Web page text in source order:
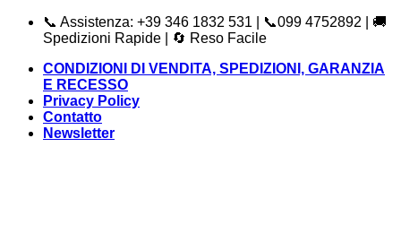
Salta
📞 Assistenza: +39 346 1832 531 | 📞099 4752892 | 🚚
Spedizioni Rapide | 🔄 Reso Facile
CONDIZIONI DI VENDITA, SPEDIZIONI, GARANZIA
E RECESSO
Privacy Policy
Contatto
Newsletter